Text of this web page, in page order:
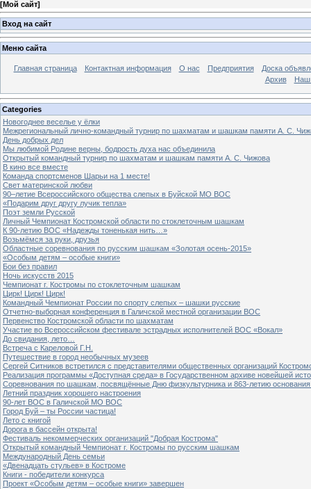
[Мой сайт]
Вход на сайт
Меню сайта
Главная страница Контактная информация О нас Предприятия
Доска
Архив
Categories
Новогоднее веселье у ёлки
Межрегиональный лично-командный турнир по шахматам и шашкам памяти А. С.
День добрых дел
Мы любимой Родине верны, бодрость духа нас объединила
Открытый командный турнир по шахматам и шашкам памяти А. С. Чижова
В кино все вместе
Команда спортсменов Шарьи на 1 месте!
Свет материнской любви
90–летие Всероссийского общества слепых в Буйской МО ВОС
«Подарим друг другу лучик тепла»
Поэт земли Русской
Личный Чемпионат Костромской области по стоклеточным шашкам
К 90-летию ВОС «Надежды тоненькая нить…»
Возьмёмся за руки, друзья
Областные соревнования по русским шашкам «Золотая осень-2015»
«Особым детям – особые книги»
Бои без правил
Ночь искусств 2015
Чемпионат г. Костромы по стоклеточным шашкам
Цирк! Цирк! Цирк!
Командный Чемпионат России по спорту слепых – шашки русские
Отчетно-выборная конференция в Галичской местной организации ВОС
Первенство Костромской области по шахматам
Участие во Всероссийском фестивале эстрадных исполнителей ВОС «Вокал»
До свидания, лето…
Встреча с Кареловой Г.Н.
Путешествие в город необычных музеев
Сергей Ситников встретился с представителями общественных организаций
Реализация программы «Доступная среда» в Государственном архиве новейшей
Соревнования по шашкам, посвящённые Дню физкультурника и 863-летию основания
Летний праздник хорошего настроения
90-лет ВОС в Галичской МО ВОС
Город Буй – ты России частица!
Лето с книгой
Дорога в бассейн открыта!
Фестиваль некоммерческих организаций "Добрая Кострома"
Открытый командный Чемпионат г. Костромы по русским шашкам
Международный День семьи
«Двенадцать стульев» в Костроме
Книги - победители конкурса
Проект «Особым детям – особые книги» завершен